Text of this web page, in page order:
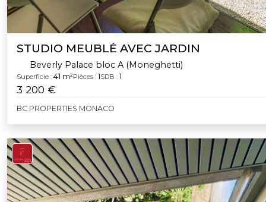
STUDIO MEUBLÉ AVEC JARDIN
Beverly Palace bloc A (Moneghetti)
Superficie : 41 m²Pièces : 1SDB : 1
3 200 €
BC PROPERTIES MONACO